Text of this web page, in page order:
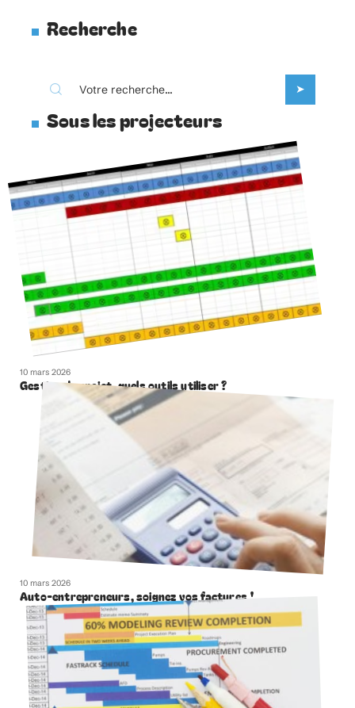
Recherche
Sous les projecteurs
10 mars 2026
Gestion de projet, quels outils utiliser ?
10 mars 2026
Auto-entrepreneurs, soignez vos factures !